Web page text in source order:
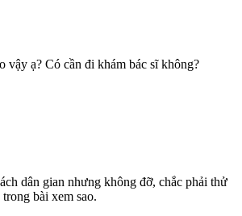
vậy ạ? Có cần đi khám bác sĩ không?
dân gian nhưng không đỡ, chắc phải thử
bài xem sao.